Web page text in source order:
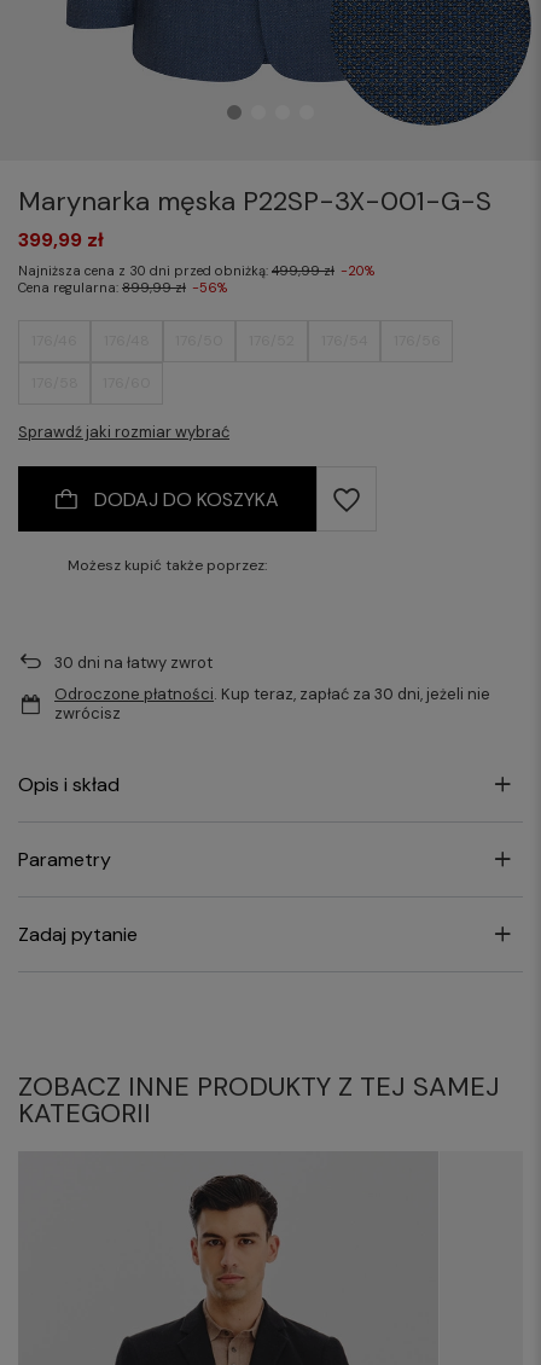
Marynarka męska P22SP-3X-001-G-S
Sprawdź jaki rozmiar wybrać
399,99 zł
Najniższa cena z 30 dni przed obniżką: 499,99 zł -20%
Cena regularna: 899,99 zł -56%
DODAJ DO KOSZYKA
Możesz kupić także poprzez:
30 dni na łatwy zwrot
Odroczone płatności. Kup teraz, zapłać za 30 dni, jeżeli nie
zwrócisz
Opis i skład
Parametry
Zadaj pytanie
ZOBACZ INNE PRODUKTY Z TEJ SAMEJ
KATEGORII